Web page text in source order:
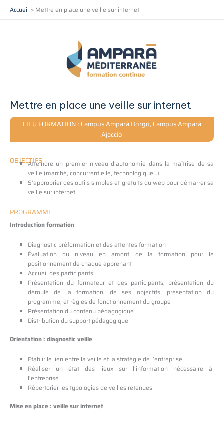
AllerAccueil Mettre en place une veille sur internet
Mettre en place une veille sur internet
LIEU FORMATION : Campus Amparà Borgo, Campus Amparà
Ajaccio
OBJECTIFSAtteindre un premier niveau d’autonomie dans la maîtrise de sa
veille (marché, concurrentielle, technologique…)
S’approprier des outils simples et gratuits du web pour démarrer sa
veille sur internet.
PROGRAMME
Introduction formation
Diagnostic préformation et des attentes formation
Évaluation du niveau en amont de la formation pour le
positionnement de chaque apprenant
Accueil des participants
Présentation du formateur et des participants, présentation du
déroulé de la formation, de ses objectifs, présentation du
programme, et règles de fonctionnement du groupe
Présentation du contenu pédagogique
Distribution du support pédagogique
Orientation : diagnostic veille
Etablir le lien entre la veille et la stratégie de l’entreprise
Réaliser un état des lieux sur l’information nécessaire à
l’entreprise
Répertorier les typologies de veilles retenues
Mise en place : veille sur internet